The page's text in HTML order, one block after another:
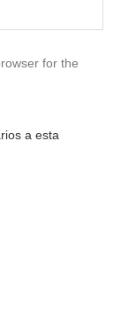
for the
a esta